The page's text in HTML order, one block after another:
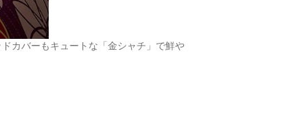
カバーもキュートな「金シャチ」で鮮や